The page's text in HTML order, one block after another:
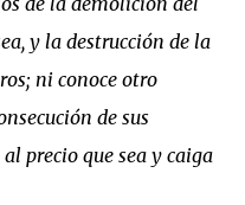
y la destrucción de la
ni conoce otro
de sus
precio que sea y caiga